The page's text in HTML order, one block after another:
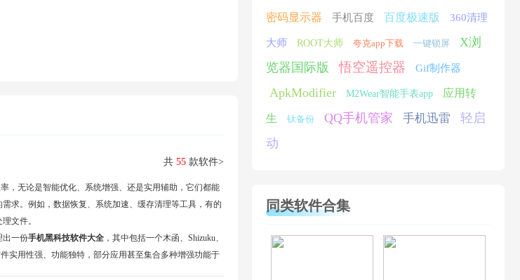
共 55 款软件>
，无论是智能优化、系统增强、还是实用辅助，它们都能
求。例如，数据恢复、系统加速、缓存清理等工具，有的
文件。
出一份手机黑科技软件大全 ，其中包括一个木函、Shizuku、
实用性强、功能独特，部分应用甚至集合多种增强功能于
密码显示器 手机百度 百度极速版 360清理
大师 ROOT大师 夸克app下载 一键锁屏
X浏
览器国际版
悟空遥控器 Gif制作器
ApkModifier M2Wear智能手表app 应用转
生 钛备份 QQ手机管家 手机迅雷
轻启
动
同类软件合集